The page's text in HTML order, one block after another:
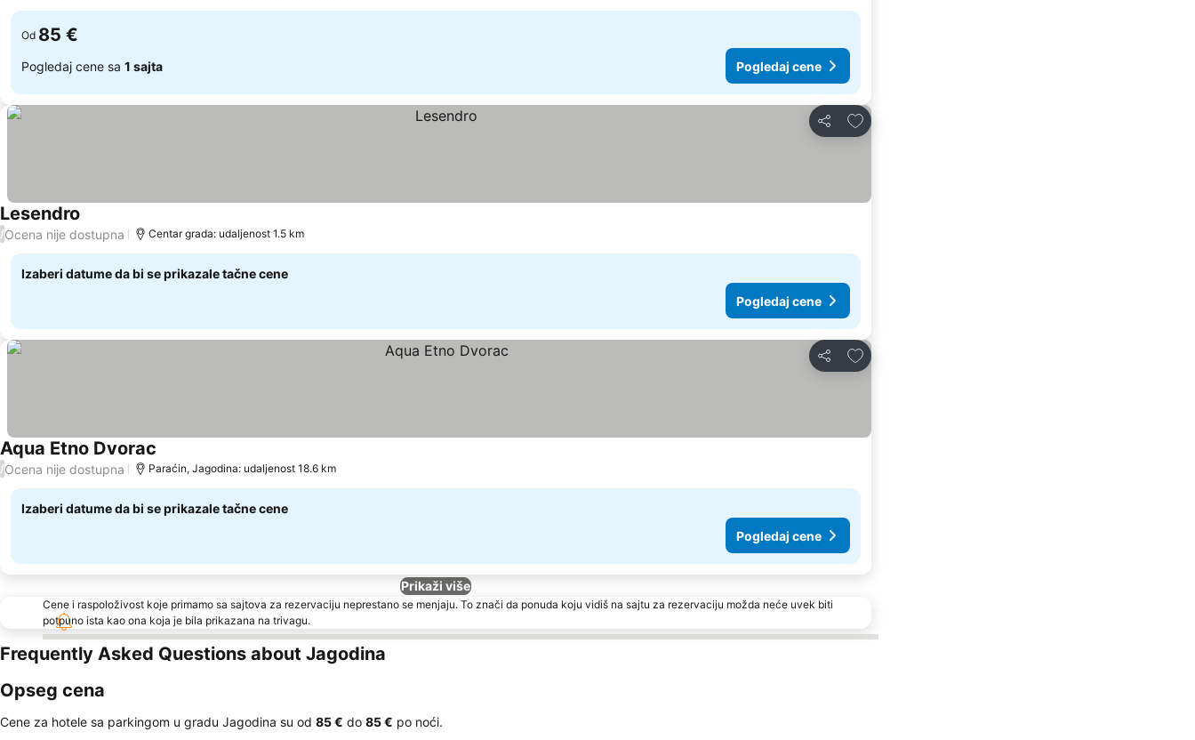
Od 85 €
Pogledaj cene sa 1 sajta Pogledaj cene
Deli
Dodati u favorite
Lesendro
/Ocena nije dostupna Centar grada: udaljenost 1.5 km
Izaberi datume da bi se prikazale tačne cene
Pogledaj cene
Deli
Dodati u favorite
Aqua Etno Dvorac
/Ocena nije dostupna Paraćin, Jagodina: udaljenost 18.6 km
Izaberi datume da bi se prikazale tačne cene
Pogledaj cene
Prikaži više
Cene i raspoloživost koje primamo sa sajtova za rezervaciju neprestano se menjaju. To znači da ponuda koju vidiš na sajtu za rezervaciju možda neće uvek biti
potpuno ista kao ona koja je bila prikazana na trivagu.
Frequently Asked Questions about Jagodina
Opseg cena
Cene za hotele sa parkingom u gradu Jagodina su od ‎85 € do ‎85 € po noći.